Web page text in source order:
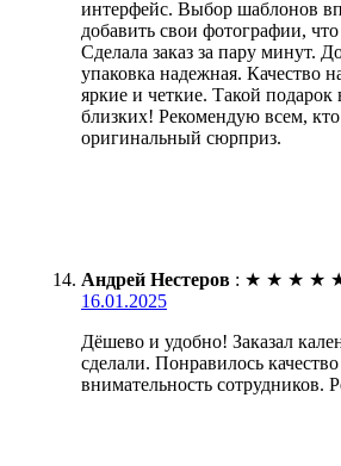
интерфейс. Выбор шаблонов
добавить свои фотографии,
Сделала заказ за пару минут.
упаковка надежная. Качество
яркие и четкие. Такой подарок
близких! Рекомендую всем, кто
оригинальный сюрприз.
Андрей Нестеров : ★ ★ ★ ★
16.01.2025
Дёшево и удобно! Заказал
сделали. Понравилось
внимательность сотрудников.